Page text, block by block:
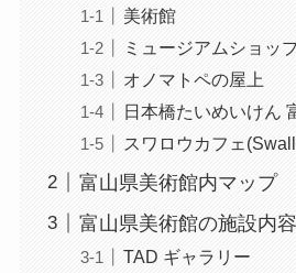
美術館
ミュージアムショッ
オノマトペの屋上
日本橋たいめいけん
スワロウカフェ
富山県美術館内マップ
富山県美術館の施設内容
TAD ギャラリー